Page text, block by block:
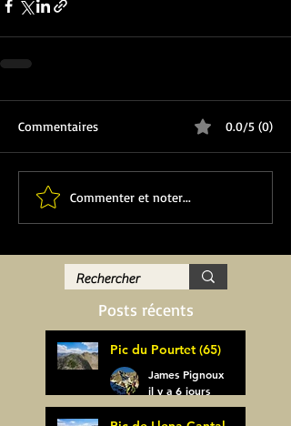
Commentaires 0.0/5 (0)
Commenter et noter...
Posts récents
Pic du Pourtet (65)
James Pignoux
il y a 6 jours